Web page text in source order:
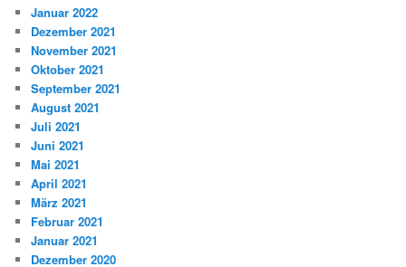
Januar 2022
Dezember 2021
November 2021
Oktober 2021
September 2021
August 2021
Juli 2021
Juni 2021
Mai 2021
April 2021
März 2021
Februar 2021
Januar 2021
Dezember 2020